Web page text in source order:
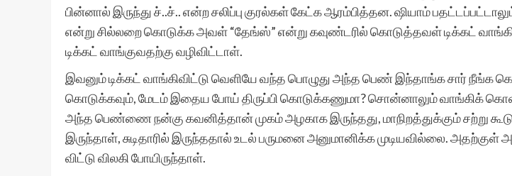
பின்னால் இருந்து ச்..ச்.. என்ற சலிப்பு குரல்கள் கேட்க ஆரம்பித்தன. ஷியாம்
என்று சில்லறை கொடுக்க அவள் “தேங்ஸ்” என்று கவுண்டரில் கொடுத்தவள் டிக்கட்
டிக்கட் வாங்குவதற்கு வழிவிட்டாள்.
இவனும் டிக்கட் வாங்கிவிட்டு வெளியே வந்த பொழுது அந்த பெண் இந்தாங்க சார் நீங்க
கொடுக்கவும், மேடம் இதைய போய் திருப்பி கொடுக்கணுமா? சொன்னாலும் வாங்கிக்
அந்த பெண்ணை நன்கு கவனித்தான் முகம் அழகாக இருந்தது, மாநிறத்துக்கும் சற்று
இருந்தாள், சுடிதாரில் இருந்ததால் உடல் பருமனை அனுமானிக்க முடியவில்லை.
விட்டு விலகி போயிருந்தாள்.
உள்ளது.